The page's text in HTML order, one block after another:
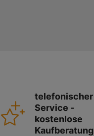
telefonischer
Service -
kostenlose
Kaufberatung